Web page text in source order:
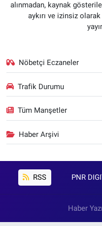
alınmadan, kaynak
aykırı ve izinsiz
Nöbetçi Eczaneler
Trafik Durumu
Tüm Manşetler
Haber Arşivi
RSS PNR
Haber